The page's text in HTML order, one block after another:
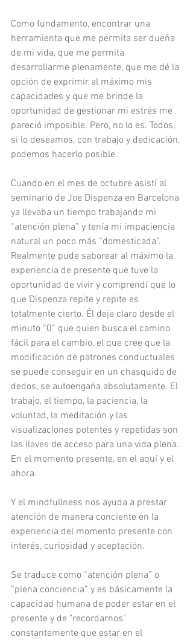
Como fundamento, encontrar una
herramienta que me permita ser dueña
de mi vida, que me permita
desarrollarme plenamente, que me dé la
opción de exprimir al máximo mis
capacidades y que me brinde la
oportunidad de gestionar mi estrés me
pareció imposible. Pero, no lo es. Todos,
si lo deseamos, con trabajo y dedicación,
podemos hacerlo posible.
Cuando en el mes de octubre asistí al
seminario de Joe Dispenza en Barcelona
ya llevaba un tiempo trabajando mi
“atención plena” y tenía mi impaciencia
natural un poco más “domesticada”.
Realmente pude saborear al máximo la
experiencia de presente que tuve la
oportunidad de vivir y comprendí que lo
que Dispenza repite y repite es
totalmente cierto. Él deja claro desde el
minuto “0” que quien busca el camino
fácil para el cambio, el que cree que la
modificación de patrones conductuales
se puede conseguir en un chasquido de
dedos, se autoengaña absolutamente. El
trabajo, el tiempo, la paciencia, la
voluntad, la meditación y las
visualizaciones potentes y repetidas son
las llaves de acceso para una vida plena.
En el momento presente, en el aquí y el
ahora.
Y el mindfullness nos ayuda a prestar
atención de manera conciente en la
experiencia del momento presente con
interés, curiosidad y aceptación.
Se traduce como “atención plena” o
“plena conciencia” y es básicamente la
capacidad humana de poder estar en el
presente y de "recordarnos"
constantemente que estar en el